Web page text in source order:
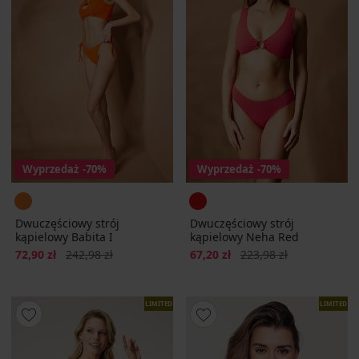
Wyprzedaż -70%
Dwuczęściowy strój
kąpielowy Babita I
Zniżka
72,90 zł Pierwotna cena
242,98 zł
Wyprzedaż -70%
Dwuczęściowy strój
kąpielowy Neha Red
Zniżka
67,20 zł Pierwotna cena
223,98 zł
LIMITED LIMITED